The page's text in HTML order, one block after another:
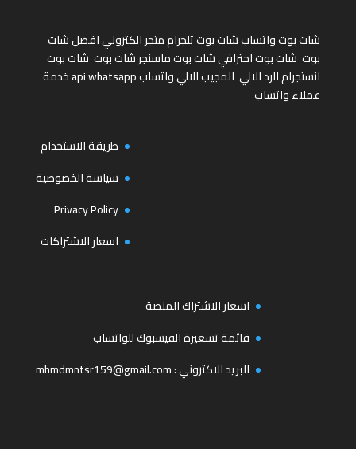
شات بوت واتسابشات بوت تلجراممتجر الكترونيافضل شات
بوت شات بوت احترافيشات بوت ماسنجرشات بوت شات بوت
انستجرامالرد الالي المجيب الالي واتسابapi whatsappخدمة
عملاء واتساب
طريقة الاستخدام
سياسة الخصوصية
Privacy Policy
اسعار الاشتراكات
اسعار الاشتراك المنصة
قائمة تسعيرة الفيسبوك للواتساب
البريد الاكتروني :mhmdmntsr159@gmail.com